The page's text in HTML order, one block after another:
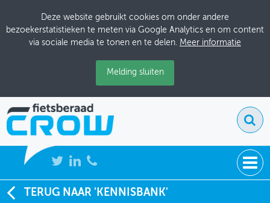
Deze website gebruikt cookies om onder andere
bezoekerstatistieken te meten via Google Analytics en om content
via sociale media te tonen en te delen. Meer informatie
Melding sluiten
NIEUWS
TERUG NAAR 'KENNISBANK'